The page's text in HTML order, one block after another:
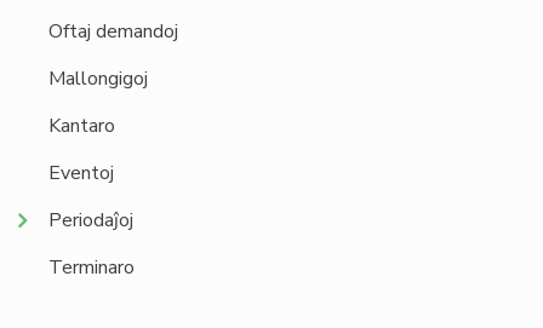
Oftaj demandoj
Mallongigoj
Kantaro
Eventoj
Periodaĵoj
Terminaro